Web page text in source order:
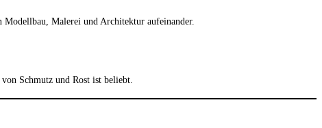
Modellbau, Malerei und Architektur aufeinander.
Schmutz und Rost ist beliebt.